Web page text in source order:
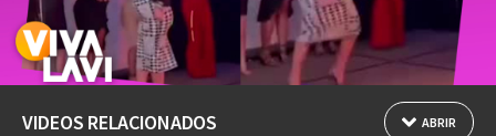
VIDEOS RELACIONADOS ABRIR